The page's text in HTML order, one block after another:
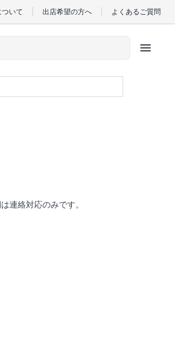
いて 出店希望の方へ よくあるご質問
menu
連絡対応のみです。